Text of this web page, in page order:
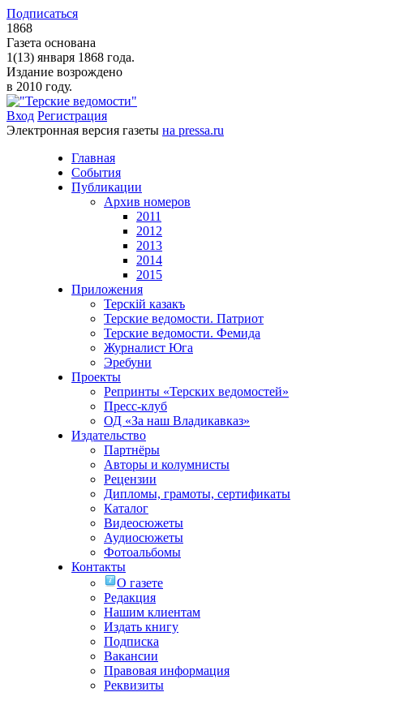
Подписаться
1868
Газета основана
1(13) января 1868 года.
Издание возрождено
в 2010 году.
Вход Регистрация
Электронная версия газеты на pressa.ru
Главная
События
Публикации
Архив номеров
2011
2012
2013
2014
2015
Приложения
Терскiй казакъ
Терские ведомости. Патриот
Терские ведомости. Фемида
Журналист Юга
Эребуни
Проекты
Репринты «Терских ведомостей»
Пресс-клуб
ОД «За наш Владикавказ»
Издательство
Партнёры
Авторы и колумнисты
Рецензии
Дипломы, грамоты, сертификаты
Каталог
Видеосюжеты
Аудиосюжеты
Фотоальбомы
Контакты
О газете
Редакция
Нашим клиентам
Издать книгу
Подписка
Вакансии
Правовая информация
Реквизиты